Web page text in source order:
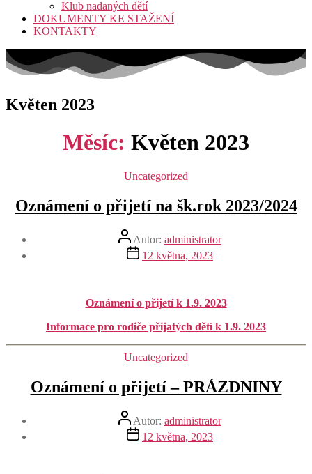
Klub nadaných dětí
DOKUMENTY KE STAŽENÍ
KONTAKTY
Květen 2023
Měsíc: Květen 2023
Rubriky
Uncategorized
Oznámení o přijetí na šk.rok 2023/2024
Autor
příspěvku
Autor: administrator
Datum
příspěvku
12 května, 2023
Oznámení o přijetí k 1.9. 2023
Informace pro rodiče přijatých dětí k 1.9. 2023
Rubriky
Uncategorized
Oznámení o přijetí – PRÁZDNINY
Autor
příspěvku
Autor: administrator
Datum
příspěvku
12 května, 2023